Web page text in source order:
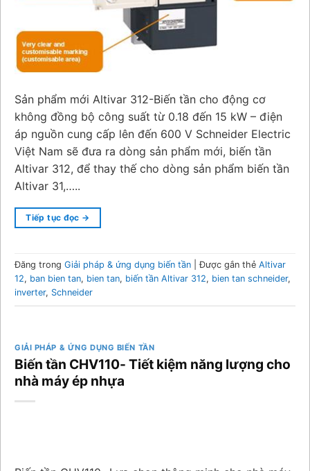
Sản phẩm mới Altivar 312-Biến tần cho động cơ
không đồng bộ công suất từ 0.18 đến 15 kW – điện
áp nguồn cung cấp lên đến 600 V Schneider Electric
Việt Nam sẽ đưa ra dòng sản phẩm mới, biến tần
Altivar 312, để thay thế cho dòng sản phẩm biến tần
Altivar 31,…..
Tiếp tục đọc →
Đăng trong Giải pháp & ứng dụng biến tần |Được gắn thẻ Altivar
12, ban bien tan, bien tan, biến tần Altivar 312, bien tan schneider,
inverter, Schneider
GIẢI PHÁP & ỨNG DỤNG BIẾN TẦN
Biến tần CHV110- Tiết kiệm năng lượng cho
nhà máy ép nhựa